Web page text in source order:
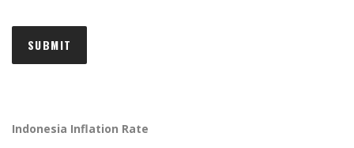
Indonesia Inflation Rate